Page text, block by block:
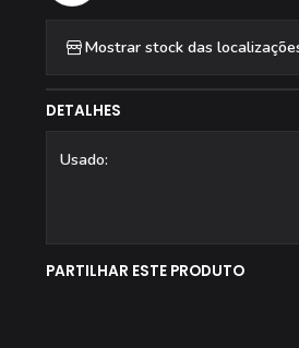
Mostrar stock das
DETALHES
Usado:
PARTILHAR ESTE PRODUTO